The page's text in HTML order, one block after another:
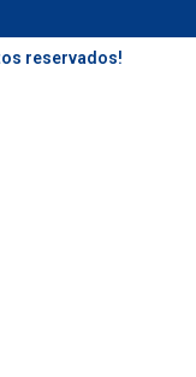
reservados!